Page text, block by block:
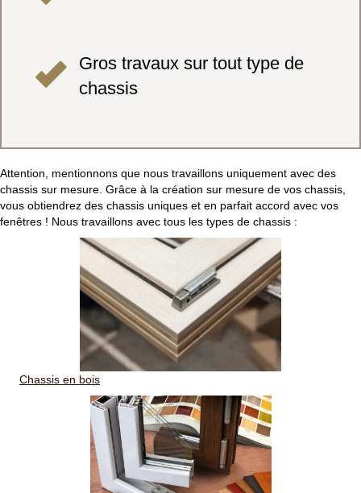
Gros travaux sur tout type de
chassis
Attention, mentionnons que nous travaillons uniquement avec des
chassis sur mesure. Grâce à la création sur mesure de vos chassis,
vous obtiendrez des chassis uniques et en parfait accord avec vos
fenêtres ! Nous travaillons avec tous les types de chassis :
Chassis en bois